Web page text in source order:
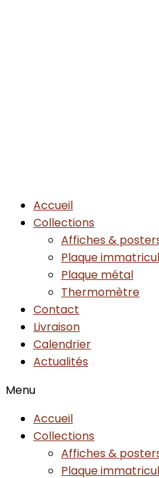
Accueil
Collections
Affiches &
Plaque
Plaque métal
Thermomètre
Contact
Livraison
Calendrier
Actualités
Menu
Accueil
Collections
Affiches &
Plaque